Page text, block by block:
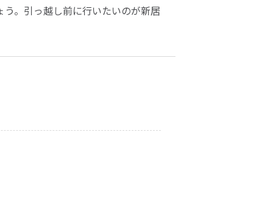
。引っ越し前に行いたいのが新居